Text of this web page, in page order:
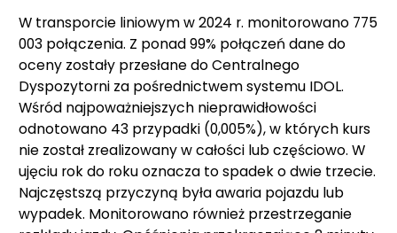
W transporcie liniowym w 2024 r. monitorowano 775
003 połączenia. Z ponad 99% połączeń dane do
oceny zostały przesłane do Centralnego
Dyspozytorni za pośrednictwem systemu IDOL.
Wśród najpoważniejszych nieprawidłowości
odnotowano 43 przypadki (0,005%), w których kurs
nie został zrealizowany w całości lub częściowo. W
ujęciu rok do roku oznacza to spadek o dwie trzecie.
Najczęstszą przyczyną była awaria pojazdu lub
wypadek. Monitorowano również przestrzeganie